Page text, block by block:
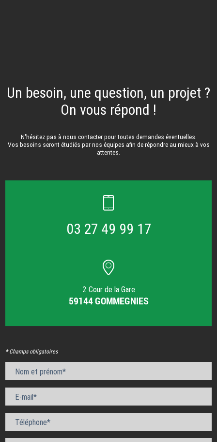
Un besoin, une question, un projet ?
On vous répond !
N'hésitez pas à nous contacter pour toutes demandes éventuelles.
Vos besoins seront étudiés par nos équipes afin de répondre au mieux à vos
attentes.
03 27 49 99 17
2 Cour de la Gare
59144 GOMMEGNIES
* Champs obligatoires
Nom et prénom*
E-mail*
Téléphone*